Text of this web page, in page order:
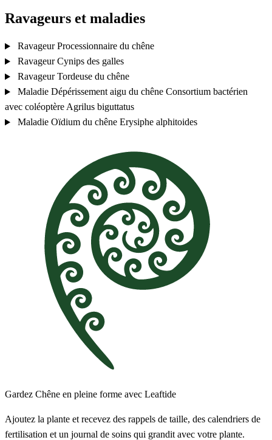
Ravageurs et maladies
RavageurProcessionnaire du chêne
RavageurCynips des galles
RavageurTordeuse du chêne
Maladie Dépérissement aigu du chêne Consortium bactérien
avec coléoptère Agrilus biguttatus
Maladie Oïdium du chêne Erysiphe alphitoides
Gardez Chêne en pleine forme avec Leaftide
Ajoutez la plante et recevez des rappels de taille, des calendriers de
fertilisation et un journal de soins qui grandit avec votre plante.